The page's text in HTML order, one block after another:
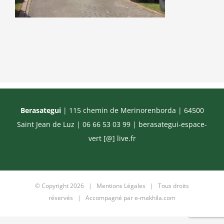
Berasategui| 115 chemin de Merinorenborda | 64500
Saint Jean de Luz | 06 66 53 03 99 | berasategui-espace-
vert [@] live.fr
© Copyright2026 | Mentions Légales | Tous droits
réservés | Accompagné pare-makhila.com